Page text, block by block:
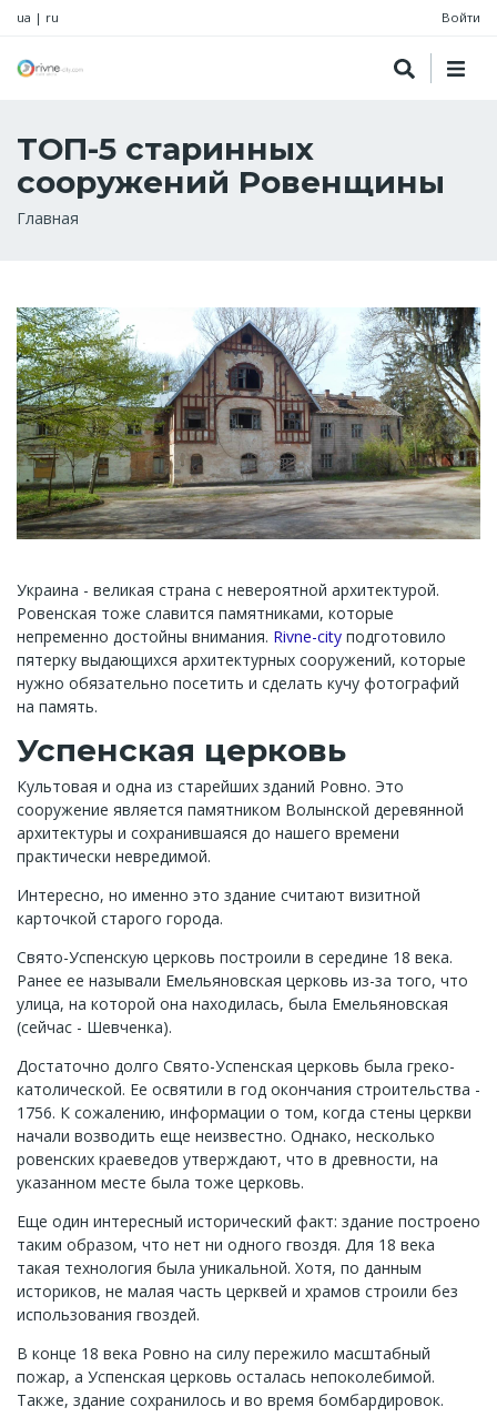
ua | ru Войти
ТОП-5 старинных
сооружений Ровенщины
Строка
Главная
Украина - великая страна с невероятной архитектурой.
Ровенская тоже славится памятниками, которые
непременно достойны внимания. Rivne-city подготовило
пятерку выдающихся архитектурных сооружений, которые
нужно обязательно посетить и сделать кучу фотографий
на память.
Успенская церковь
Культовая и одна из старейших зданий Ровно. Это
сооружение является памятником Волынской деревянной
архитектуры и сохранившаяся до нашего времени
практически невредимой.
Интересно, но именно это здание считают визитной
карточкой старого города.
Свято-Успенскую церковь построили в середине 18 века.
Ранее ее называли Емельяновская церковь из-за того, что
улица, на которой она находилась, была Емельяновская
(сейчас - Шевченка).
Достаточно долго Свято-Успенская церковь была греко-
католической. Ее освятили в год окончания строительства -
1756. К сожалению, информации о том, когда стены церкви
начали возводить еще неизвестно. Однако, несколько
ровенских краеведов утверждают, что в древности, на
указанном месте была тоже церковь.
Еще один интересный исторический факт: здание построено
таким образом, что нет ни одного гвоздя. Для 18 века
такая технология была уникальной. Хотя, по данным
историков, не малая часть церквей и храмов строили без
использования гвоздей.
В конце 18 века Ровно на силу пережило масштабный
пожар, а Успенская церковь осталась непоколебимой.
Также, здание сохранилось и во время бомбардировок.